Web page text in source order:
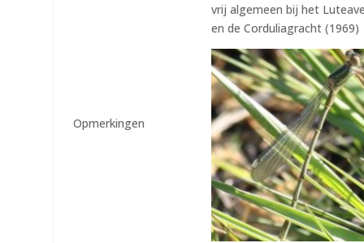
Opmerkingen
vrij algemeen bij het
en de Corduliagracht (1969)